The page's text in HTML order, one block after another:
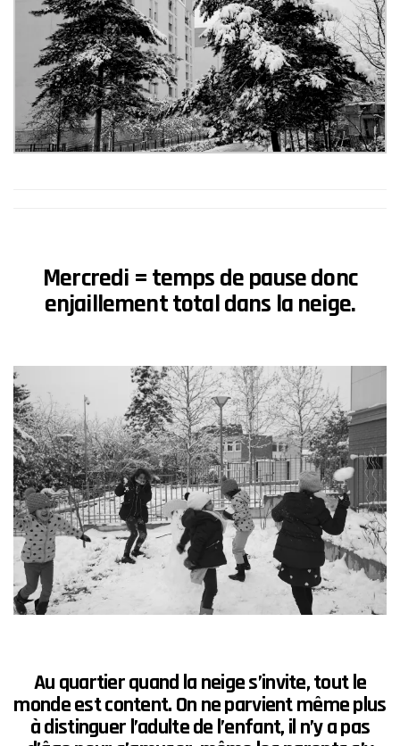
Mercredi = temps de pause donc
enjaillement total dans la neige.
Au quartier quand la neige s’invite,tout le
monde est content. On ne parvient même plus
à distinguer l’adulte de l’enfant, il n’y apas